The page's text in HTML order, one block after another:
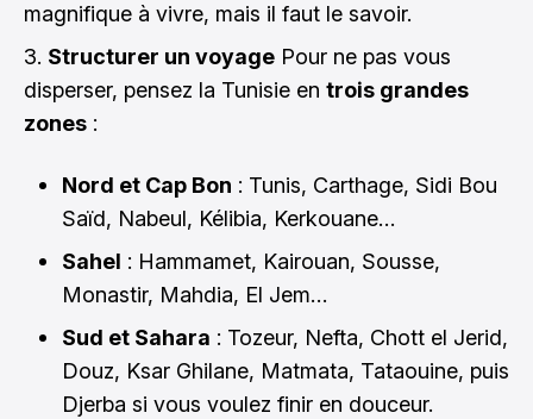
magnifique à vivre, mais il faut le savoir.
Structurer un voyage Pour ne pas vous
disperser, pensez la Tunisie en trois grandes
zones :
Nord et Cap Bon : Tunis, Carthage, Sidi Bou
Saïd, Nabeul, Kélibia, Kerkouane…
Sahel : Hammamet, Kairouan, Sousse,
Monastir, Mahdia, El Jem…
Sud et Sahara : Tozeur, Nefta, Chott el Jerid,
Douz, Ksar Ghilane, Matmata, Tataouine, puis
Djerba si vous voulez finir en douceur.